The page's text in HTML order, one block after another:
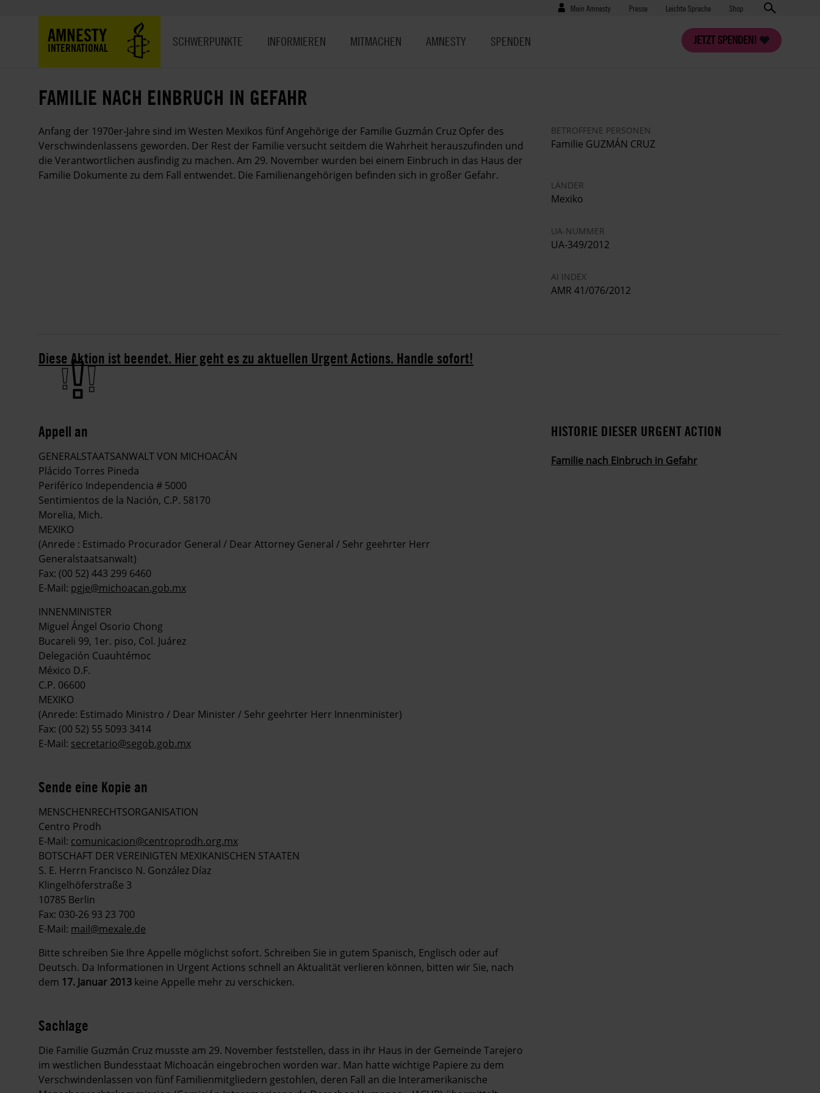
Benutzermenü
Mein Amnesty Presse
Presse Leichte Sprache Shop
AMNESTY
INTERNATIONAL
JETZT SPENDEN!
SCHWERPUNKTE INFORMIEREN MITMACHEN AMNESTY SPENDEN
FAMILIE NACH EINBRUCH IN GEFAHR
Anfang der 1970er-Jahre sind im Westen Mexikos fünf Angehörige der Familie Guzmán Cruz Opfer des
Verschwindenlassens geworden. Der Rest der Familie versucht seitdem die Wahrheit herauszufinden und
die Verantwortlichen ausfindig zu machen. Am 29. November wurden bei einem Einbruch in das Haus der
Familie Dokumente zu dem Fall entwendet. Die Familienangehörigen befinden sich in großer Gefahr.
BETROFFENE PERSONEN
Familie GUZMÁN CRUZ
LÄNDER
Mexiko
UA-NUMMER
UA-349/2012
AI INDEX
AMR 41/076/2012
Diese Aktion ist beendet. Hier geht es zu aktuellen Urgent Actions. Handle sofort!
Appell an
GENERALSTAATSANWALT VON MICHOACÁN
Plácido Torres Pineda
Periférico Independencia # 5000
Sentimientos de la Nación, C.P. 58170
Morelia, Mich.
MEXIKO
(Anrede : Estimado Procurador General / Dear Attorney General / Sehr geehrter Herr
Generalstaatsanwalt)
Fax: (00 52) 443 299 6460
E-Mail: pgje@michoacan.gob.mx
INNENMINISTER
Miguel Ángel Osorio Chong
Bucareli 99, 1er. piso, Col. Juárez
Delegación Cuauhtémoc
México D.F.
C.P. 06600
MEXIKO
(Anrede: Estimado Ministro / Dear Minister / Sehr geehrter Herr Innenminister)
Fax: (00 52) 55 5093 3414
E-Mail: secretario@segob.gob.mx
Sende eine Kopie an
MENSCHENRECHTSORGANISATION
Centro Prodh
E-Mail: comunicacion@centroprodh.org.mx
BOTSCHAFT DER VEREINIGTEN MEXIKANISCHEN STAATEN
S. E. Herrn Francisco N. González Díaz
Klingelhöferstraße 3
10785 Berlin
Fax: 030-26 93 23 700
E-Mail: mail@mexale.de
Bitte schreiben Sie Ihre Appelle möglichst sofort. Schreiben Sie in gutem Spanisch, Englisch oder auf
Deutsch. Da Informationen in Urgent Actions schnell an Aktualität verlieren können, bitten wir Sie, nach
dem 17. Januar 2013 keine Appelle mehr zu verschicken.
Sachlage
Die Familie Guzmán Cruz musste am 29. November feststellen, dass in ihr Haus in der Gemeinde Tarejero
im westlichen Bundesstaat Michoacán eingebrochen worden war. Man hatte wichtige Papiere zu dem
Verschwindenlassen von fünf Familienmitgliedern gestohlen, deren Fall an die Interamerikanische
HISTORIE DIESER URGENT ACTION
Familie nach Einbruch in Gefahr